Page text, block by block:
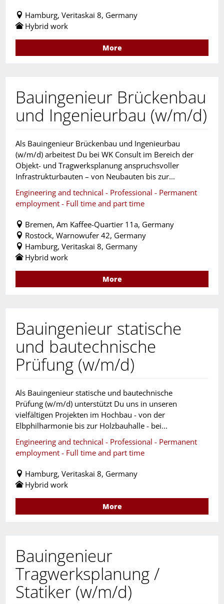
Hamburg, Veritaskai 8, Germany
Hybrid work
More
Bauingenieur Brückenbau
und Ingenieurbau (w/m/d)
Als Bauingenieur Brückenbau und Ingenieurbau
(w/m/d) arbeitest Du bei WK Consult im Bereich der
Objekt- und Tragwerksplanung anspruchsvoller
Infrastrukturbauten – von Neubauten bis zur...
Engineering and technical - Professional - Permanent
employment - Full time and part time
Bremen, Am Kaffee-Quartier 11a, Germany
Rostock, Warnowufer 42, Germany
Hamburg, Veritaskai 8, Germany
Hybrid work
More
Bauingenieur statische
und bautechnische
Prüfung (w/m/d)
Als Bauingenieur statische und bautechnische
Prüfung (w/m/d) unterstützt Du uns in unseren
vielfältigen Projekten im Hochbau - von der
Elbphilharmonie bis zur Holzbauhalle - bei...
Engineering and technical - Professional - Permanent
employment - Full time and part time
Hamburg, Veritaskai 8, Germany
Hybrid work
More
Bauingenieur
Tragwerksplanung /
Statiker (w/m/d)